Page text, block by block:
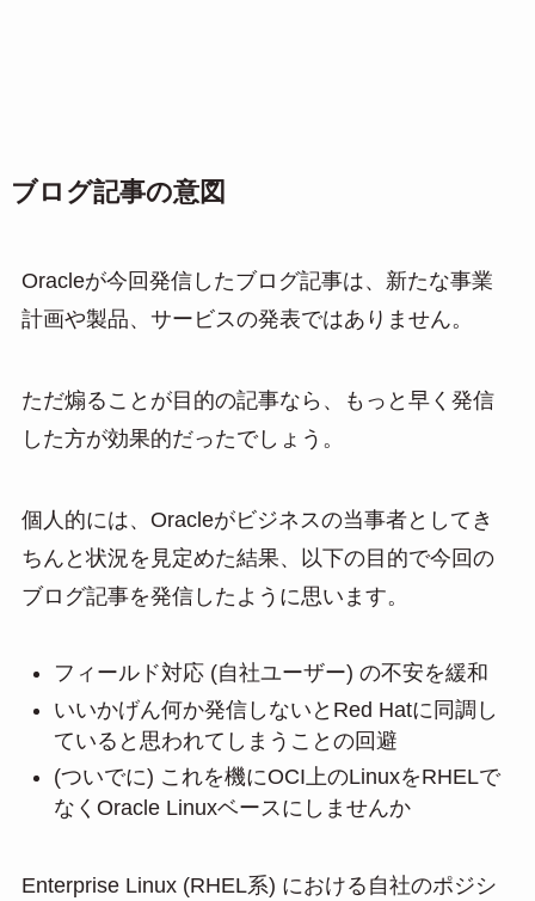
ブログ記事の意図
Oracleが今回発信したブログ記事は、新たな事業
計画や製品、サービスの発表ではありません。
ただ煽ることが目的の記事なら、もっと早く発信
した方が効果的だったでしょう。
個人的には、Oracleがビジネスの当事者としてき
ちんと状況を見定めた結果、以下の目的で今回の
ブログ記事を発信したように思います。
フィールド対応 (自社ユーザー) の不安を緩和
いいかげん何か発信しないとRed Hatに同調し
ていると思われてしまうことの回避
(ついでに) これを機にOCI上のLinuxをRHELで
なくOracle Linuxベースにしませんか
Enterprise Linux (RHEL系) における自社のポジシ